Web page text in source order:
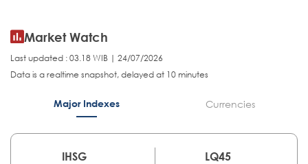
Market Watch
Last updated : 03.18 WIB | 24/07/2026
Data is a realtime snapshot, delayed at 10 minutes
Major Indexes Currencies
IHSG
LQ45